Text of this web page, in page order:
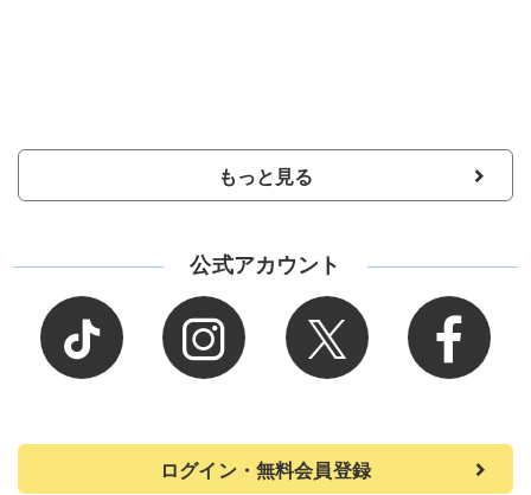
もっと見る
公式アカウント
ログイン・無料会員登録